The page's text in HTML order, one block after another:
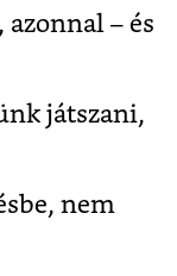
– és
játszani,
nem